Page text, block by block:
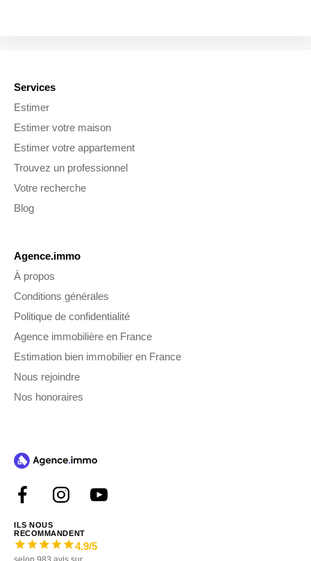
Services
Estimer
Estimer votre maison
Estimer votre appartement
Trouvez un professionnel
Votre recherche
Blog
Agence.immo
À propos
Conditions générales
Politique de confidentialité
Agence immobilière en France
Estimation bien immobilier en France
Nous rejoindre
Nos honoraires
ILS NOUS
RECOMMANDENT
4.9/5